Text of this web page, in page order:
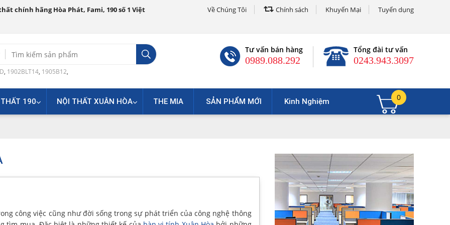
chính hãng Hòa Phát, Fami, 190 số 1 Việt
Về Chúng Tôi Chính sách Khuyến Mại Tuyển dụng
for:
, 1902BLT14, 1905B12,
Tư vấn bán hàng
0989.088.292
Tổng đài tư vấn
0243.943.3097
190 NỘI THẤT XUÂN HÒA THE MIA SẢN PHẨM MỚI Kinh Nghiệm 0
công việc cũng như đời sống trong sự phát triển của công nghệ thông